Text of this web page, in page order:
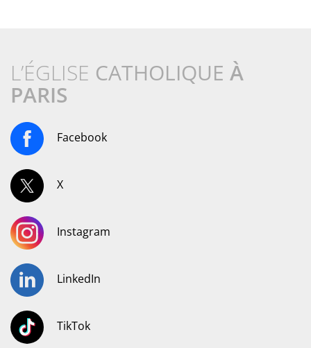
L’ÉGLISE CATHOLIQUE À
PARIS
Facebook
X
Instagram
LinkedIn
TikTok